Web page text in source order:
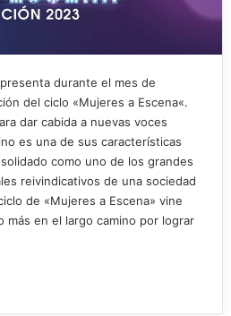
durante el mes de
del ciclo «Mujeres a Escena«.
dar cabida a nuevas voces
es una de sus características
como uno de los grandes
reivindicativos de una sociedad
de «Mujeres a Escena» vine
más en el largo camino por lograr